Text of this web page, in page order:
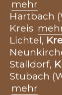
mehr
Hartbach
Kreis
Lichtel,
Stalldorf,
Stubach
mehr